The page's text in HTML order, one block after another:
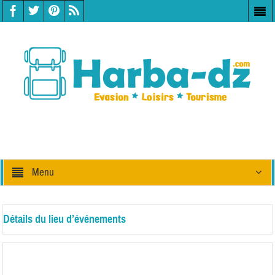
Menu
Détails du lieu d’événements